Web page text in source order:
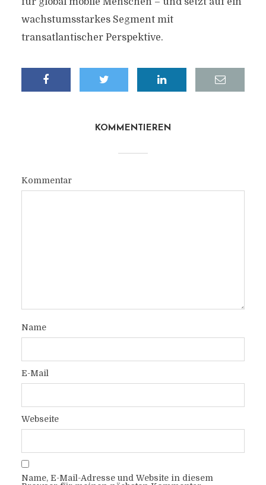
wachstumsstarkes Segment mit
transatlantischer Perspektive.
KOMMENTIEREN
Kommentar
Name
E-Mail
Webseite
Name, E-Mail-Adresse und Website in diesem